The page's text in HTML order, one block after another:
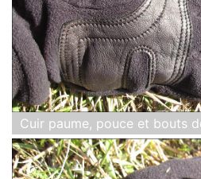
Cuir paume, pouce et bouts